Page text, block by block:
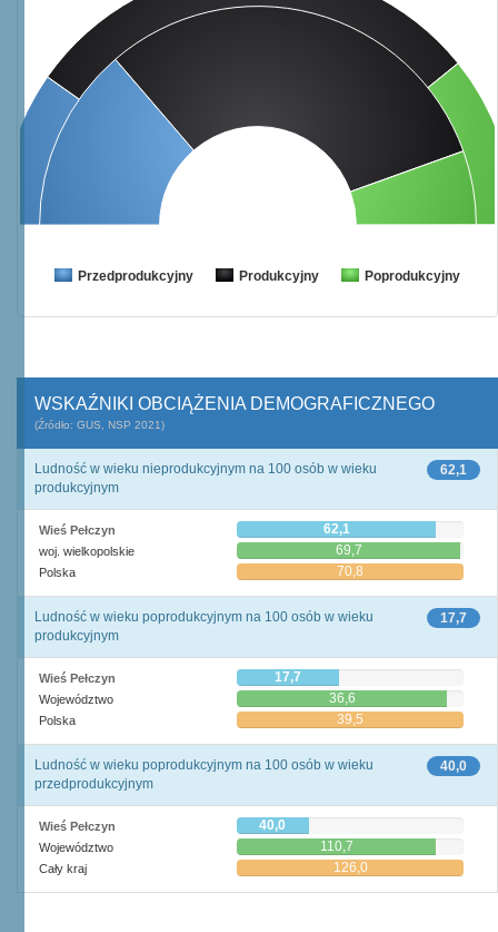
Przedprodukcyjny Produkcyjny Poprodukcyjny
WSKAŹNIKI OBCIĄŻENIA DEMOGRAFICZNEGO
(Źródło: GUS, NSP 2021)
62,1
Ludność w wieku nieprodukcyjnym na 100 osób w wieku
produkcyjnym
Wieś Pełczyn 62,1
woj. wielkopolskie 69,7
Polska 70,8
17,7
Ludność w wieku poprodukcyjnym na 100 osób w wieku
produkcyjnym
Wieś Pełczyn 17,7
Województwo 36,6
Polska 39,5
40,0
Ludność w wieku poprodukcyjnym na 100 osób w wieku
przedprodukcyjnym
Wieś Pełczyn 40,0
Województwo 110,7
Cały kraj 126,0